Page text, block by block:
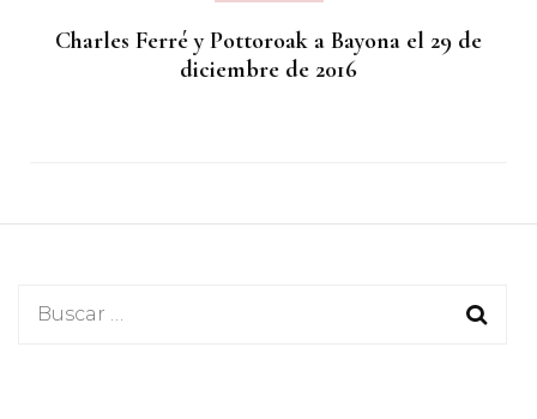
Charles Ferré y Pottoroak a Bayona el 29 de
diciembre de 2016
Buscar: